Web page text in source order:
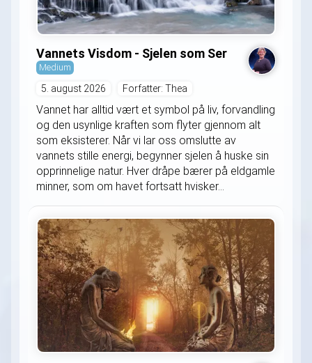
Vannets Visdom - Sjelen som Ser
Medium
5. august 2026 Forfatter: Thea
Vannet har alltid vært et symbol på liv, forvandling
og den usynlige kraften som flyter gjennom alt
som eksisterer. Når vi lar oss omslutte av
vannets stille energi, begynner sjelen å huske sin
opprinnelige natur. Hver dråpe bærer på eldgamle
minner, som om havet fortsatt hvisker...